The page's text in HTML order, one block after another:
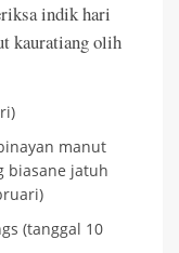
indik hari
kauratiang olih
manut
biasane jatuh
(tanggal 10